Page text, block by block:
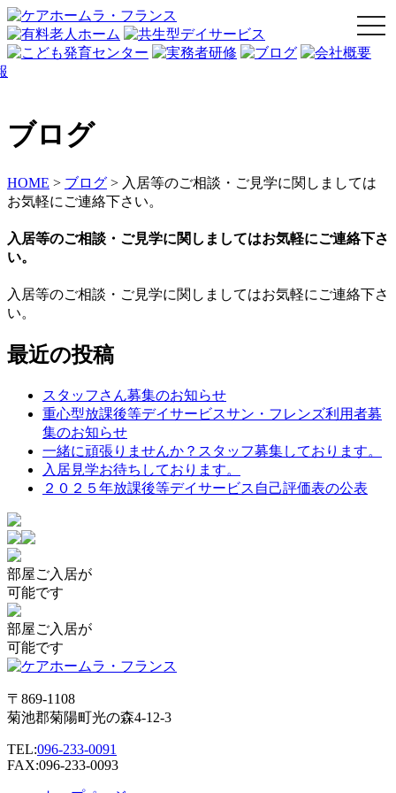
ブログ
HOME > ブログ > 入居等のご相談・ご見学に関しましては
お気軽にご連絡下さい。
入居等のご相談・ご見学に関しましてはお気軽にご連絡下さ
い。
入居等のご相談・ご見学に関しましてはお気軽にご連絡下さ
い。
最近の投稿
スタッフさん募集のお知らせ
重心型放課後等デイサービスサン・フレンズ利用者募
集のお知らせ
一緒に頑張りませんか？スタッフ募集しております。
入居見学お待ちしております。
２０２５年放課後等デイサービス自己評価表の公表
部屋ご入居が
可能です
部屋ご入居が
可能です
〒869-1108
菊池郡菊陽町光の森4-12-3
TEL:096-233-0091
FAX:096-233-0093